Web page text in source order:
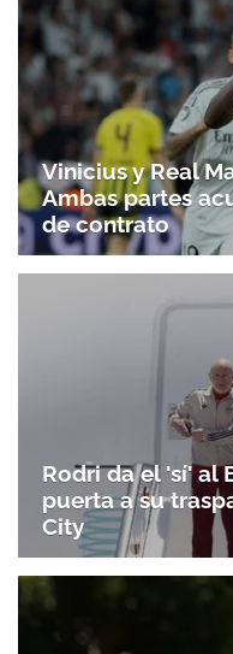
Vinicius y Real
Ambas partes
de contrato
Rodri da el 'sí' al
puerta a su
City